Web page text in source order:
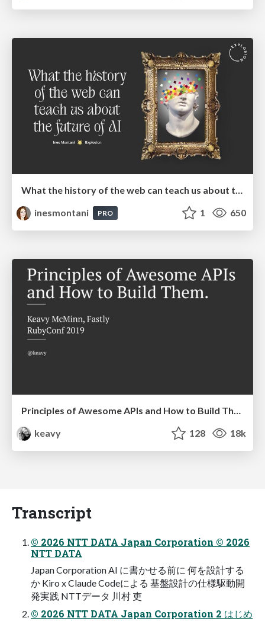
inesmontani
PRO 1 650
Principles of Awesome APIs and How to Build Them.
keavy
128 18k
Transcript
© 2026 NTT DATA Japan Corporation © 2026
NTT DATA
Japan Corporation AI に書かせる前に 何を設計する
か Kiro x Claude Codeによる 基盤設計の仕様駆動開
発実践 NTTデータ 川村 吏
© 2026 NTT DATA Japan Corporation 2 はじめ